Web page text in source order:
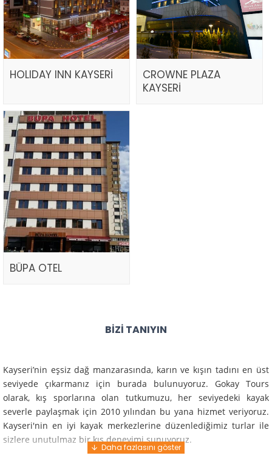
HOLIDAY INN KAYSERİ
CROWNE PLAZA
KAYSERİ
BÜPA OTEL
BIZI TANIYIN
Kayseri’nin eşsiz dağ manzarasında, karın ve kışın tadını en üst
seviyede çıkarmanız için burada bulunuyoruz. Gokay Tours
olarak, kış sporlarına olan tutkumuzu, her seviyedeki kayak
severle paylaşmak için 2010 yılından bu yana hizmet veriyoruz.
Kayseri'nin en iyi kayak merkezlerine düzenlediğimiz turlar ile
sizlere unutulmaz bir kış deneyimi sunuyoruz.